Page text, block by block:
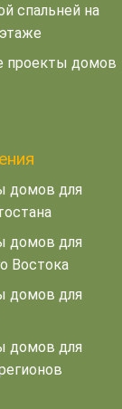
спальней на
проекты домов
домов для
домов для
Востока
домов для
домов для